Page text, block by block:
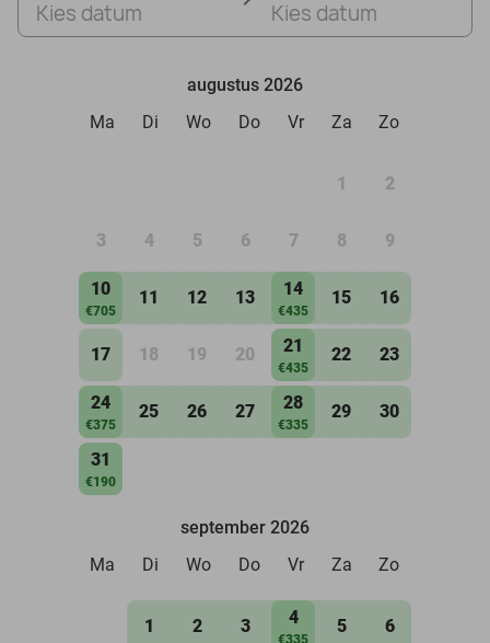
Kies datum Kies datum
augustus 2026
Ma
Di Wo Do Vr Za Zo
1 2
3 4 5 6 7 8 9
10
€705
11 12 13 14
€435
15 16
17 18 19 20 21
€435
22 23
24
€375
25 26 27 28
€335
29 30
31
€190
september 2026
Ma
Di Wo Do Vr Za Zo
1 2 3 4
€335
5 6